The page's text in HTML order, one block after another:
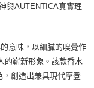
與AUTENTICA真實理
意味，以細膩的嗅覺作
的嶄新形象。該款香水
，創造出兼具現代摩登